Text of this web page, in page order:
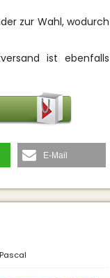
zur Wahl, wodurch
ist ebenfalls
E-Mail
Pascal